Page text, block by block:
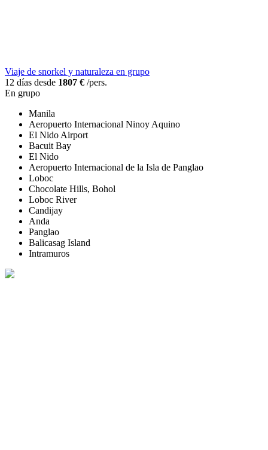
Viaje de snorkel y naturaleza en grupo
12 días desde 1807 € /pers.
En grupo
Manila
Aeropuerto Internacional Ninoy Aquino
El Nido Airport
Bacuit Bay
El Nido
Aeropuerto Internacional de la Isla de Panglao
Loboc
Chocolate Hills, Bohol
Loboc River
Candijay
Anda
Panglao
Balicasag Island
Intramuros